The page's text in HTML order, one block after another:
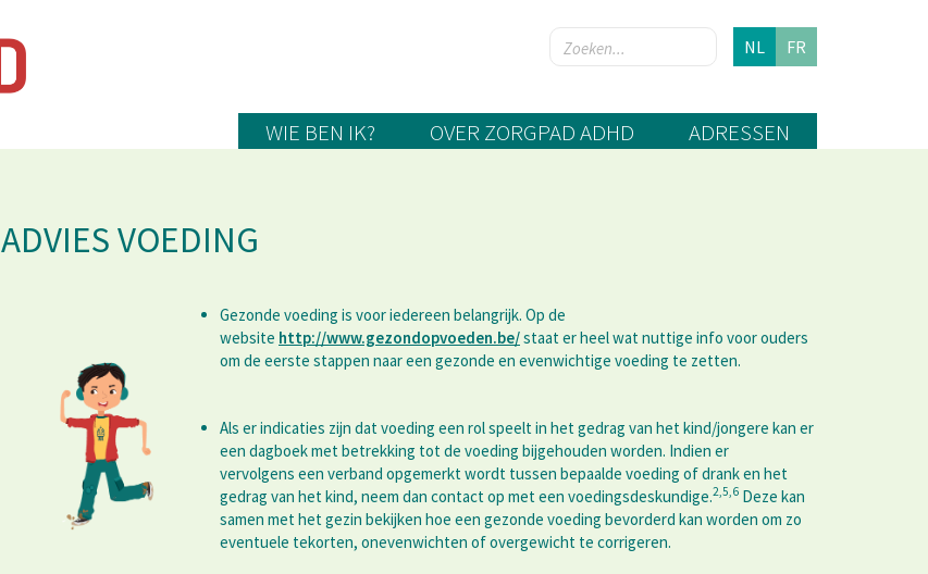
NL FR
WIE BEN IK? OVER ZORGPAD ADHD ADRESSEN
ADVIES VOEDING
Gezonde voeding is voor iedereen belangrijk. Op de
website http://www.gezondopvoeden.be/staat er heel wat nuttige info voor ouders
om de eerste stappen naar een gezonde en evenwichtige voeding te zetten.
Als er indicaties zijn dat voeding een rol speelt in het gedrag van het kind/jongere kan er
een dagboek met betrekking tot de voeding bijgehouden worden. Indien er
vervolgens een verband opgemerkt wordt tussen bepaalde voeding of drank en het
gedrag van het kind, neem dan contact op met een voedingsdeskundige.2,5,6 Deze kan
samen met het gezin bekijken hoe een gezonde voeding bevorderd kan worden om zo
eventuele tekorten, onevenwichten of overgewicht te corrigeren.